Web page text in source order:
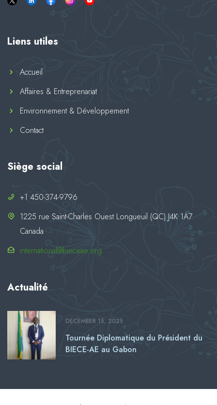
Liens utiles
Accueil
Affaires & Entreprenariat
Environnement & Développement
Contact
Siège social
+1 450-374-9796
1225 rue Saint-Charles Ouest Longueuil (QC) J4K 1A7
Canada
international@bieceae.org
Actualité
DECEMBER 15, 2025
Tournée Diplomatique du Président du
BIECE-AE au Gabon